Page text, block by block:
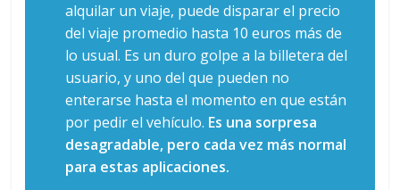
alquilar un viaje, puede disparar el precio
del viaje promedio hasta 10 euros más de
lo usual. Es un duro golpe a la billetera del
usuario, y uno del que pueden no
enterarse hasta el momento en que están
por pedir el vehículo. Es una sorpresa
desagradable, pero cada vez más normal
para estas aplicaciones.